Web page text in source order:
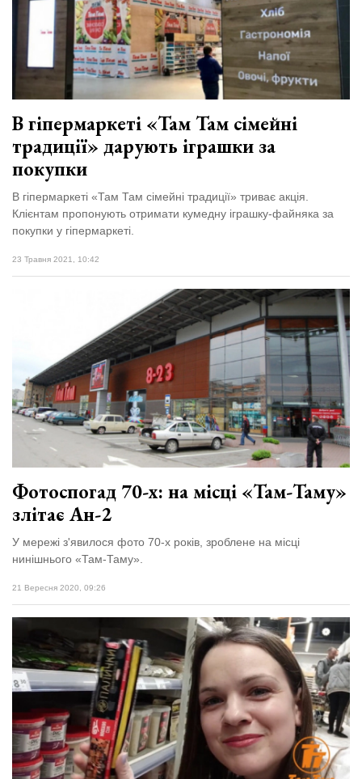
В гіпермаркеті «Там Там сімейні
традиції» дарують іграшки за
покупки
В гіпермаркеті «Там Там сімейні традиції» триває акція.
Клієнтам пропонують отримати кумедну іграшку-файняка за
покупки у гіпермаркеті.
23 Травня 2021, 10:42
Фотоспогад 70-х: на місці «Там-Таму»
злітає Ан-2
У мережі з'явилося фото 70-х років, зроблене на місці
нинішнього «Там-Таму».
21 Вересня 2020, 09:26